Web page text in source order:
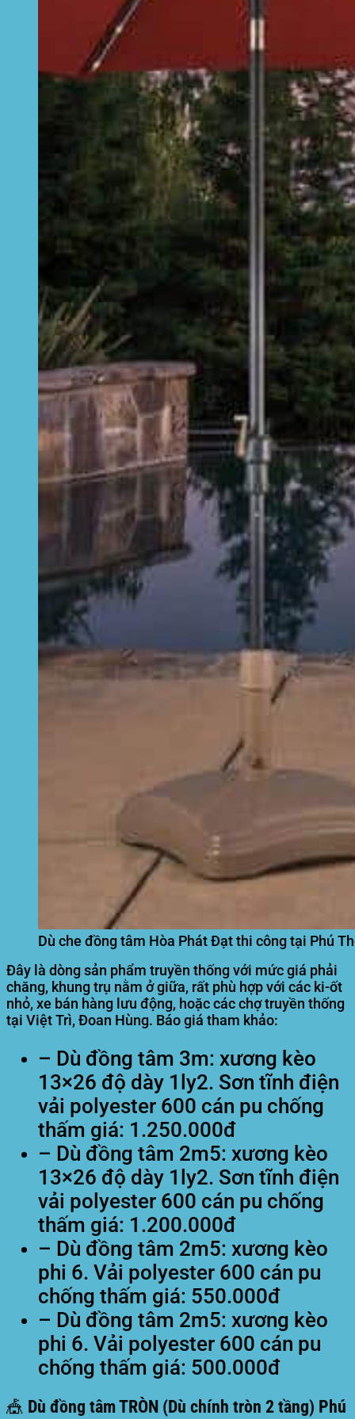
Dù che đồng tâm Hòa Phát Đạt thi công tại Phú
Đây là dòng sản phẩm truyền thống với mức giá phải
chăng, khung trụ nằm ở giữa, rất phù hợp với các ki-ốt
nhỏ, xe bán hàng lưu động, hoặc các chợ truyền thống
tại Việt Trì, Đoan Hùng. Báo giá tham khảo:
– Dù đồng tâm 3m: xương kèo
13×26 độ dày 1ly2. Sơn tĩnh điện
vải polyester 600 cán pu chống
thấm giá: 1.250.000đ
– Dù đồng tâm 2m5: xương kèo
13×26 độ dày 1ly2. Sơn tĩnh điện
vải polyester 600 cán pu chống
thấm giá: 1.200.000đ
– Dù đồng tâm 2m5: xương kèo
phi 6. Vải polyester 600 cán pu
chống thấm giá: 550.000đ
– Dù đồng tâm 2m5: xương kèo
phi 6. Vải polyester 600 cán pu
chống thấm giá: 500.000đ
🎪 Dù đồng tâm TRÒN (Dù chính tròn 2 tầng) Phú